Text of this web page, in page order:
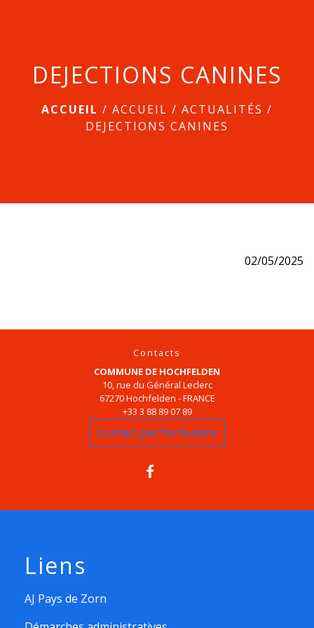
DEJECTIONS CANINES
ACCUEIL / ACCUEIL / ACTUALITÉS /
DEJECTIONS CANINES
02/05/2025
Contacts
COMMUNE DE HOCHFELDEN
10, rue du Général Leclerc
67270 Hochfelden - FRANCE
+33 3 88 89 07 89
Contact par formulaire
Liens
AJ Pays de Zorn